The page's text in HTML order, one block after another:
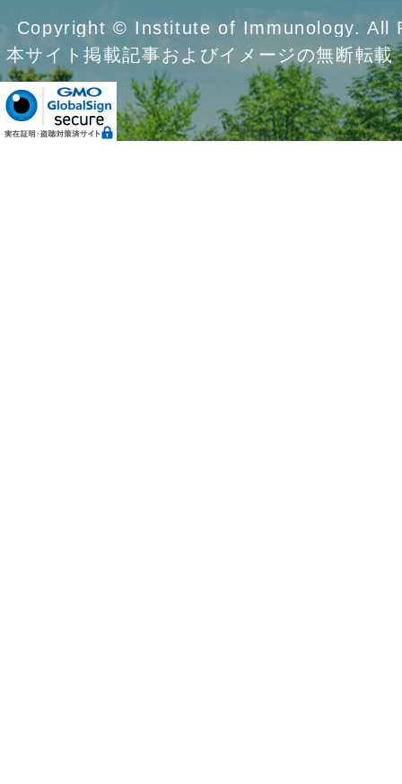
Copyright © Institute of Immunology. All
本サイト掲載記事およびイメージの無断転載